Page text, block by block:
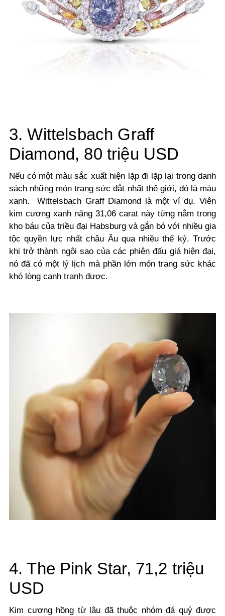
3. Wittelsbach Graff
Diamond, 80 triệu USD
Nếu có một màu sắc xuất hiện lặp đi lặp lại trong danh
sách những món trang sức đắt nhất thế giới, đó là màu
xanh. Wittelsbach Graff Diamond là một ví dụ. Viên
kim cương xanh nặng 31,06 carat này từng nằm trong
kho báu của triều đại Habsburg và gắn bó với nhiều gia
tộc quyền lực nhất châu Âu qua nhiều thế kỷ. Trước
khi trở thành ngôi sao của các phiên đấu giá hiện đại,
nó đã có một lý lịch mà phần lớn món trang sức khác
khó lòng cạnh tranh được.
4. The Pink Star, 71,2 triệu
USD
Kim cương hồng từ lâu đã thuộc nhóm đá quý được